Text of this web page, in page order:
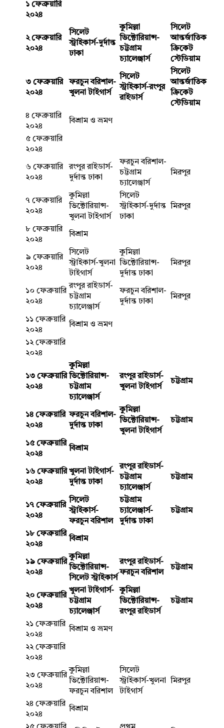
১ ফেব্রুয়ারি
২০২৪
২ ফেব্রুয়ারি
২০২৪
সিলেট
স্ট্রাইকার্স-দুর্দান্ত
ঢাকা
কুমিল্লা
ভিক্টোরিয়ান্স-
চট্টগ্রাম
চ্যালেঞ্জার্স
সিলেট
আন্তর্জাতিক
ক্রিকেট
স্টেডিয়াম
৩ ফেব্রুয়ারি
২০২৪
ফরচুন বরিশাল-
খুলনা টাইগার্স
সিলেট
স্ট্রাইকার্স-রংপুর
রাইডার্স
সিলেট
আন্তর্জাতিক
ক্রিকেট
স্টেডিয়াম
৪ ফেব্রুয়ারি
২০২৪
বিশ্রাম ও ভ্রমণ
৫ ফেব্রুয়ারি
২০২৪
৬ ফেব্রুয়ারি
২০২৪
রংপুর রাইডার্স-
দুর্দান্ত ঢাকা
ফরচুন বরিশাল-
চট্টগ্রাম
চ্যালেঞ্জার্স
মিরপুর
৭ ফেব্রুয়ারি
২০২৪
কুমিল্লা
ভিক্টোরিয়ান্স-
খুলনা টাইগার্স
সিলেট
স্ট্রাইকার্স-দুর্দান্ত
ঢাকা
মিরপুর
৮ ফেব্রুয়ারি
২০২৪
বিশ্রাম
৯ ফেব্রুয়ারি
২০২৪
সিলেট
স্ট্রাইকার্স-খুলনা
টাইগার্স
কুমিল্লা
ভিক্টোরিয়ান্স-
দুর্দান্ত ঢাকা
মিরপুর
১০ ফেব্রুয়ারি
২০২৪
রংপুর রাইডার্স-
চট্টগ্রাম
চ্যালেঞ্জার্স
ফরচুন বরিশাল-
দুর্দান্ত ঢাকা
মিরপুর
১১ ফেব্রুয়ারি
২০২৪
বিশ্রাম ও ভ্রমণ
১২ ফেব্রুয়ারি
২০২৪
১৩ ফেব্রুয়ারি
২০২৪
কুমিল্লা
ভিক্টোরিয়ান্স-
চট্টগ্রাম
চ্যালেঞ্জার্স
রংপুর রাইডার্স-
খুলনা টাইগার্স
চট্টগ্রাম
১৪ ফেব্রুয়ারি
২০২৪
ফরচুন বরিশাল-
দুর্দান্ত ঢাকা
কুমিল্লা
ভিক্টোরিয়ান্স-
খুলনা টাইগার্স
চট্টগ্রাম
১৫ ফেব্রুয়ারি
২০২৪
বিশ্রাম
১৬ ফেব্রুয়ারি
২০২৪
খুলনা টাইগার্স-
দুর্দান্ত ঢাকা
রংপুর রাইডার্স-
চট্টগ্রাম
চ্যালেঞ্জার্স
চট্টগ্রাম
১৭ ফেব্রুয়ারি
২০২৪
সিলেট
স্ট্রাইকার্স-
ফরচুন বরিশাল
চট্টগ্রাম
চ্যালেঞ্জার্স-
দুর্দান্ত ঢাকা
চট্টগ্রাম
১৮ ফেব্রুয়ারি
২০২৪
বিশ্রাম
১৯ ফেব্রুয়ারি
২০২৪
কুমিল্লা
ভিক্টোরিয়ান্স-
সিলেট স্ট্রাইকার্স
রংপুর রাইডার্স-
ফরচুন বরিশাল
চট্টগ্রাম
২০ ফেব্রুয়ারি
২০২৪
খুলনা টাইগার্স-
চট্টগ্রাম
চ্যালেঞ্জার্স
কুমিল্লা
ভিক্টোরিয়ান্স-
রংপুর রাইডার্স
চট্টগ্রাম
২১ ফেব্রুয়ারি
২০২৪
বিশ্রাম ও ভ্রমণ
২২ ফেব্রুয়ারি
২০২৪
২৩ ফেব্রুয়ারি
২০২৪
কুমিল্লা
ভিক্টোরিয়ান্স-
ফরচুন বরিশাল
সিলেট
স্ট্রাইকার্স-খুলনা
টাইগার্স
মিরপুর
২৪ ফেব্রুয়ারি
২০২৪
বিশ্রাম